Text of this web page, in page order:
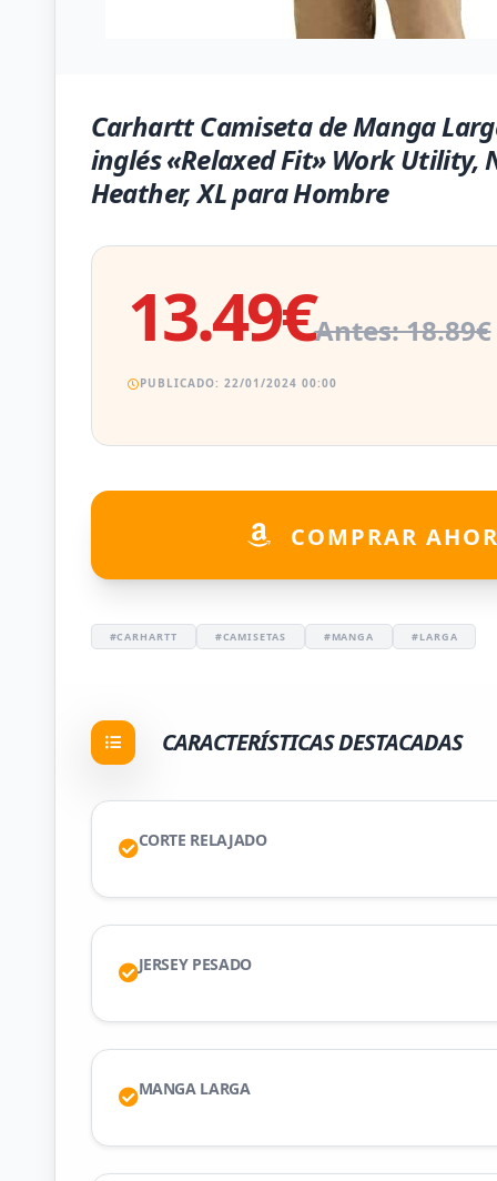
Carhartt Camiseta de Manga
inglés «Relaxed Fit» Work Utility,
Heather, XL para Hombre
13.49€Antes: 18.89€
PUBLICADO: 22/01/2024 00:00
COMPRAR
#CARHARTT #CAMISETAS #MANGA #LARGA
CARACTERÍSTICAS DESTACADAS
CORTE RELAJADO
JERSEY PESADO
MANGA LARGA